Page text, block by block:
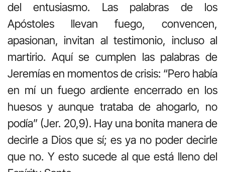
del entusiasmo. Las palabras de los
Apóstoles llevan fuego, convencen,
apasionan, invitan al testimonio, incluso al
martirio. Aquí se cumplen las palabras de
Jeremías en momentos de crisis: “Pero había
en mí un fuego ardiente encerrado en los
huesos y aunque trataba de ahogarlo, no
podía” (Jer. 20,9). Hay una bonita manera de
decirle a Dios que sí; es ya no poder decirle
que no. Y esto sucede al que está lleno del